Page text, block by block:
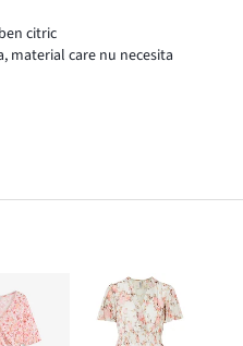
citric
material care nu necesita